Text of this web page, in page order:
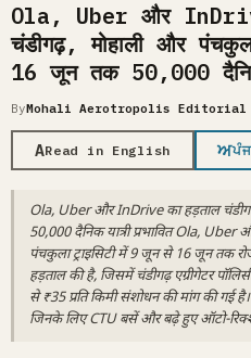
Ola, Uber और
चंडीगढ़, मोहाली और
16 जून तक 50,000 दैनिक
ByMohali Aerotropolis Editorial
ARead in English ਅ
Ola, Uber और InDrive का हड़ताल
50,000 दैनिक यात्री प्रभावित Ola, Uber
पंचकुला ट्राइसिटी में 9 जून से 16 जून तक
हड़ताल की है, जिसमें चंडीगढ़ एग्रीगेटर
से ₹35 प्रति किमी संशोधन की मांग की गई
जिनके लिए CTU बसें और बढ़े हुए ऑटो-